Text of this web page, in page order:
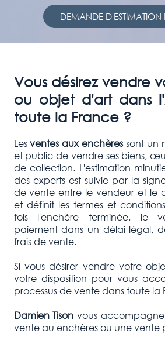
DEMANDE D'ESTIMATION
Vous désirez vendre
ou objet d'art dans
toute la France ?
Lesventes aux enchères sont un
et public de vendre ses biens,
de collection. L'estimation
des experts est suivie par la
de vente entre le vendeur et le
et définit les termes et
fois l'enchère terminée, le
paiement dans un délai légal,
frais de vente.
Si vous désirer vendre votre
votre disposition pour vous
processus de vente dans toute la
Damien Tison vous
vente au enchères ou une vente